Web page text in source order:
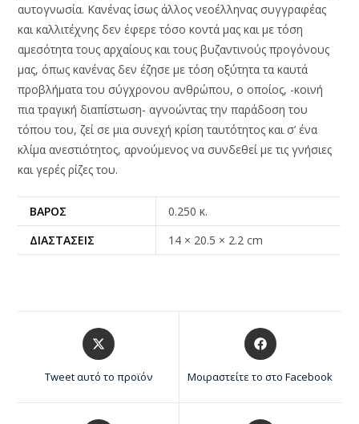
αυτογνωσία. Κανένας ίσως άλλος νεοέλληνας συγγραφέας
και καλλιτέχνης δεν έφερε τόσο κοντά μας και με τόση
αμεσότητα τους αρχαίους και τους βυζαντινούς προγόνους
μας, όπως κανένας δεν έζησε με τόση οξύτητα τα καυτά
προβλήματα του σύγχρονου ανθρώπου, ο οποίος, -κοινή
πια τραγική διαπίστωση- αγνοώντας την παράδοση του
τόπου του, ζεί σε μια συνεχή κρίση ταυτότητος και σ’ ένα
κλίμα ανεστιότητος, αρνούμενος να συνδεθεί με τις γνήσιες
και γερές ρίζες του.
ΒΆΡΟΣ
0.250 κ.
ΔΙΑΣΤΆΣΕΙΣ
14 × 20.5 × 2.2 cm
Tweet αυτό το προϊόν Μοιραστείτε το στο Facebook